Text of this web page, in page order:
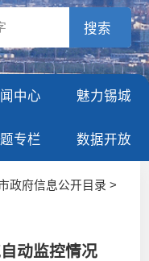
中心 魅力锡城
专栏 数据开放
政府信息公开目录 >
动监控情况